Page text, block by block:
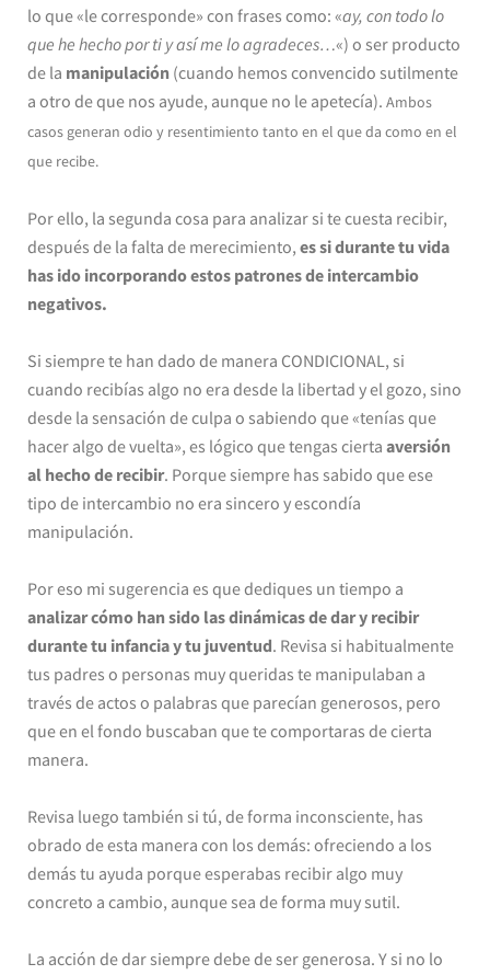
lo que «le corresponde» con frases como: «ay, con todo lo
que he hecho por ti y así me lo agradeces…«) o ser producto
de la manipulación (cuando hemos convencido sutilmente
a otro de que nos ayude, aunque no le apetecía). Ambos
casos generan odio y resentimiento tanto en el que da como en el
que recibe.
Por ello, la segunda cosa para analizar si te cuesta recibir,
después de la falta de merecimiento, es si durante tu vida
has ido incorporando estos patrones de intercambio
negativos.
Si siempre te han dado de manera CONDICIONAL, si
cuando recibías algo no era desde la libertad y el gozo, sino
desde la sensación de culpa o sabiendo que «tenías que
hacer algo de vuelta», es lógico que tengas cierta aversión
al hecho de recibir. Porque siempre has sabido que ese
tipo de intercambio no era sincero y escondía
manipulación.
Por eso mi sugerencia es que dediques un tiempo a
analizar cómo han sido las dinámicas de dar y recibir
durante tu infancia y tu juventud. Revisa si habitualmente
tus padres o personas muy queridas te manipulaban a
través de actos o palabras que parecían generosos, pero
que en el fondo buscaban que te comportaras de cierta
manera.
Revisa luego también si tú, de forma inconsciente, has
obrado de esta manera con los demás: ofreciendo a los
demás tu ayuda porque esperabas recibir algo muy
concreto a cambio, aunque sea de forma muy sutil.
La acción de dar siempre debe de ser generosa. Y si no lo